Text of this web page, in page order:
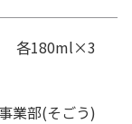
各180ml×3
業部(そごう)